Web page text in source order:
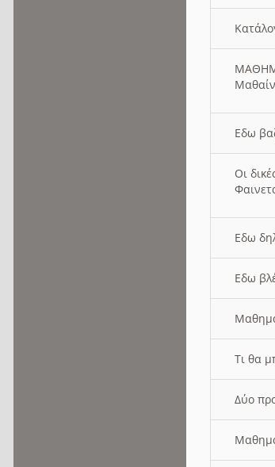
Εδω
Οι
Εδω
Εδω
Τι θα
Δύο